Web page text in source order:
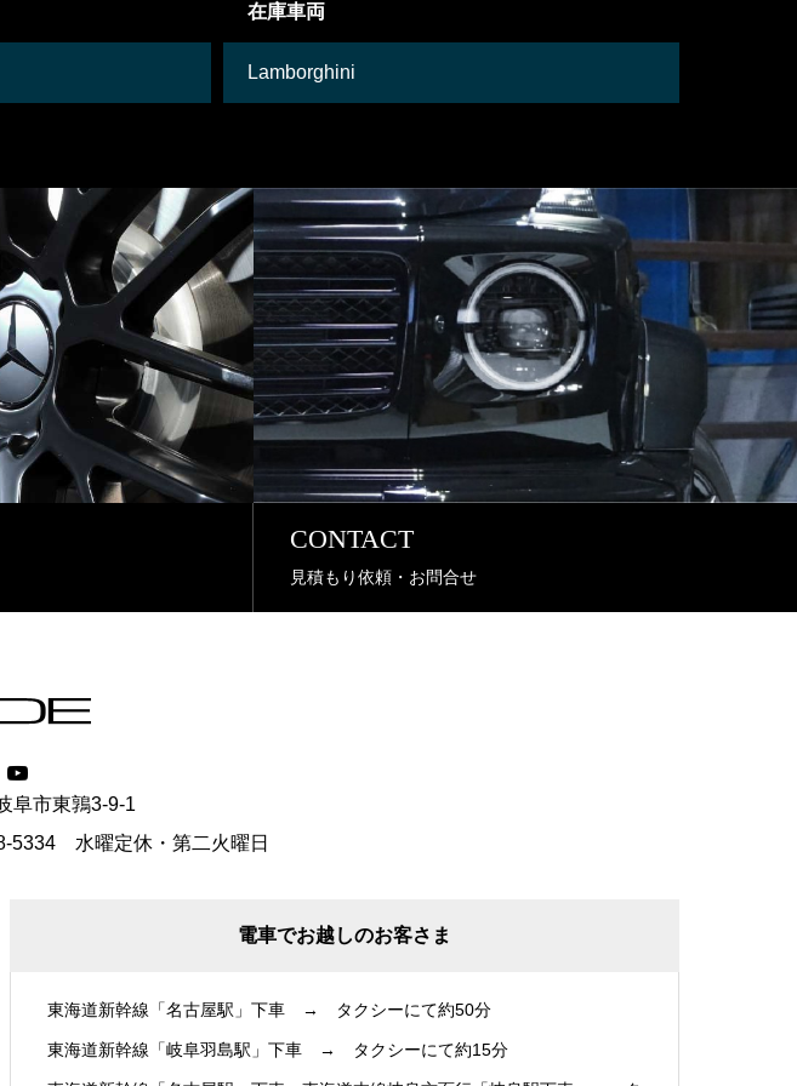
在庫車両
Lamborghini
CONTACT
見積もり依頼・お問合せ
阜市東鶉3-9-1
5334 水曜定休・第二火曜日
電車でお越しのお客さま
東海道新幹線「名古屋駅」下車 → タクシーにて約50分
東海道新幹線「岐阜羽島駅」下車 → タクシーにて約15分